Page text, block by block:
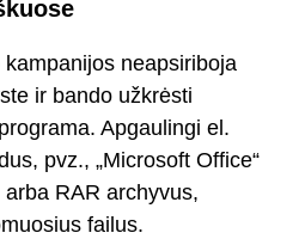
neapsiriboja
ir bando užkrėsti
Apgaulingi el.
pvz., „Microsoft Office“
RAR archyvus,
failus.